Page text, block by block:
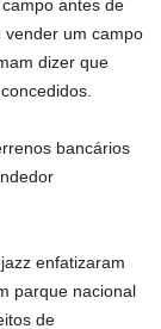
antes de
um campo
dizer que
bancários
enfatizaram
parque nacional
de